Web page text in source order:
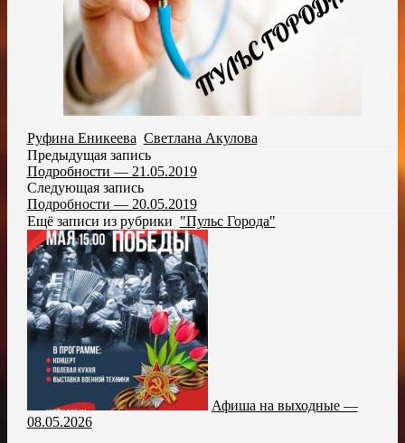
Руфина Еникеева Светлана Акулова
Предыдущая запись
Подробности — 21.05.2019
Следующая запись
Подробности — 20.05.2019
Ещё записи из рубрики "Пульс Города"
Афиша на выходные —
08.05.2026